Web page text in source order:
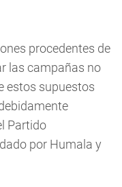
procedentes de
las campañas no
estos supuestos
Partido
por Humala y